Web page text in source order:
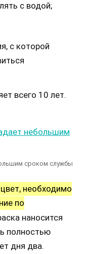
с водой;
с которой
всего 10 лет.
сроком службы
необходимо
по
наносится
полностью
дня два.